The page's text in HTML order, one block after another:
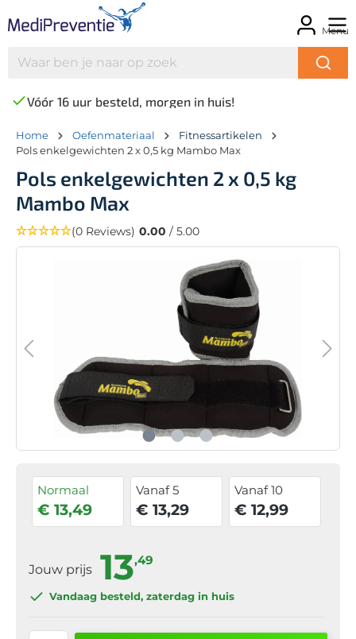
Menu
Vóór 16 uur besteld, morgen in huis!
Home Oefenmateriaal
Fitnessartikelen
Pols enkelgewichten 2 x 0,5 kg Mambo Max
Pols enkelgewichten 2 x 0,5 kg
Mambo Max
(0 Reviews) 0.00 / 5.00
Normaal
€ 13,49
Vanaf 5
€ 13,29
Vanaf 10
€ 12,99
Jouw prijs 13,49
Vandaag besteld, zaterdag in huis